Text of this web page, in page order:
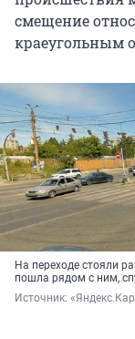
смещение
краеугольным
На переходе стояли
пошла рядом с ним,
Источник: